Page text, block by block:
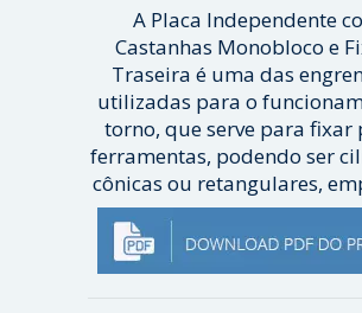
A Placa Independente
Castanhas Monobloco e
Traseira é uma das
utilizadas para o
torno, que serve para fixar
ferramentas, podendo ser
cônicas ou retangulares,
[ Veja mais ]